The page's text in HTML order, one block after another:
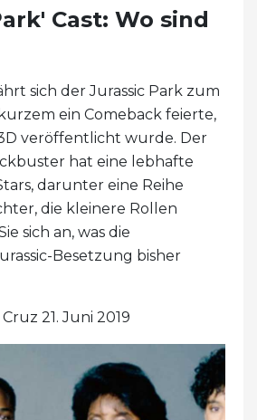
Cast: Wo sind
sich der Jurassic Park zum
ein Comeback feierte,
veröffentlicht wurde. Der
hat eine lebhafte
darunter eine Reihe
die kleinere Rollen
sich an, was die
Besetzung bisher
21. Juni 2019